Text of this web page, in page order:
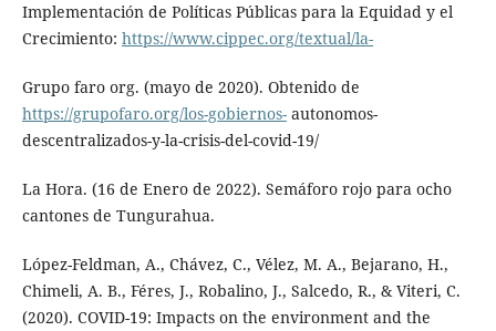
Implementación de Políticas Públicas para la Equidad y el
Crecimiento: https://www.cippec.org/textual/la-
Grupo faro org. (mayo de 2020). Obtenido de
https://grupofaro.org/los-gobiernos-autonomos-
descentralizados-y-la-crisis-del-covid-19/
La Hora. (16 de Enero de 2022). Semáforo rojo para ocho
cantones de Tungurahua.
López-Feldman, A., Chávez, C., Vélez, M. A., Bejarano, H.,
Chimeli, A. B., Féres, J., Robalino, J., Salcedo, R., & Viteri, C.
(2020). COVID-19: Impacts on the environment and the